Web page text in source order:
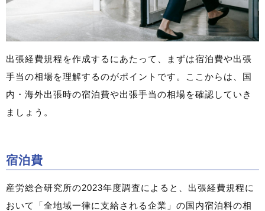
出張経費規程を作成するにあたって、まずは宿泊費や出張
手当の相場を理解するのがポイントです。ここからは、国
内・海外出張時の宿泊費や出張手当の相場を確認していき
ましょう。
宿泊費
産労総合研究所の2023年度調査によると、出張経費規程に
おいて「全地域一律に支給される企業」の国内宿泊料の相